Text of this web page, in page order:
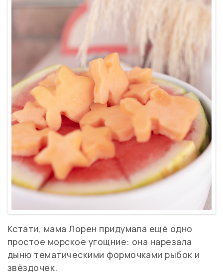
Кстати, мама Лорен придумала ещё одно
простое морское угощние: она нарезала
дыню тематическими формочками рыбок и
звёздочек.